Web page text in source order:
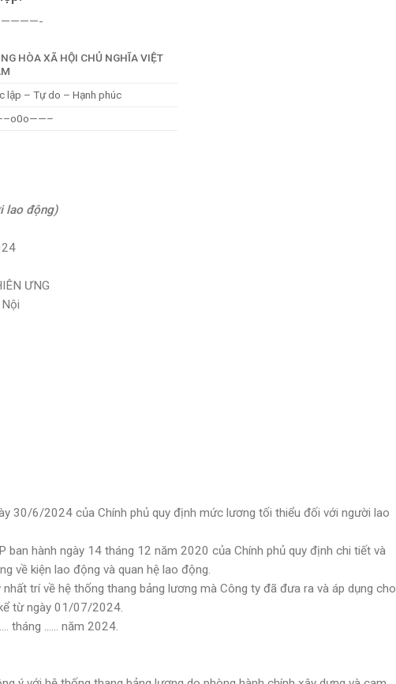
HÒA XÃ HỘI CHỦ NGHĨA VIỆT
lập – Tự do – Hạnh phúc
lao động)
ƯNG
6/2024 của Chính phủ quy định mức lương tối thiểu đối với người lao
hành ngày 14 tháng 12 năm 2020 của Chính phủ quy định chi tiết và
về kiện lao động và quan hệ lao động.
trí về hệ thống thang bảng lương mà Công ty đã đưa ra và áp dụng cho
từ ngày 01/07/2024.
tháng …… năm 2024.